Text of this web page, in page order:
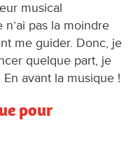
musical
pas la moindre
me guider. Donc, je
quelque part, je
avant la musique !
pour